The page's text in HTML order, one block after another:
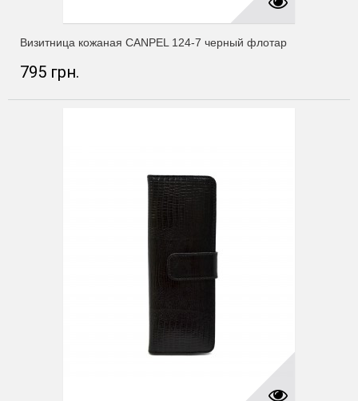
Визитница кожаная CANPEL 124-7 черный флотар
795 грн.